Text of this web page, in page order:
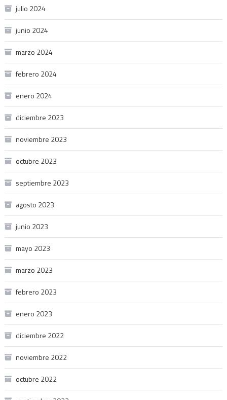
julio 2024
junio 2024
marzo 2024
febrero 2024
enero 2024
diciembre 2023
noviembre 2023
octubre 2023
septiembre 2023
agosto 2023
junio 2023
mayo 2023
marzo 2023
febrero 2023
enero 2023
diciembre 2022
noviembre 2022
octubre 2022